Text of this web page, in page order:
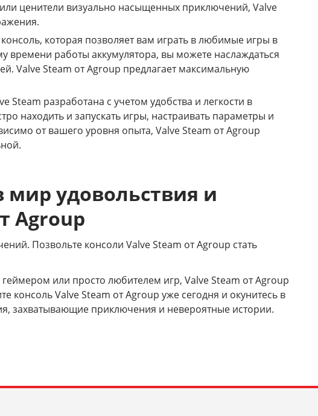
ценители визуально насыщенных приключений, Valve
которая позволяет вам играть в любимые игры в
времени работы аккумулятора, вы можете наслаждаться
Valve Steam от Agroup предлагает максимальную
Steam разработана с учетом удобства и легкости в
находить и запускать игры, настраивать параметры и
от вашего уровня опыта, Valve Steam от Agroup
мир удовольствия и
Agroup
Позвольте консоли Valve Steam от Agroup стать
или просто любителем игр, Valve Steam от Agroup
Valve Steam от Agroup уже сегодня и окунитесь в
захватывающие приключения и невероятные истории.